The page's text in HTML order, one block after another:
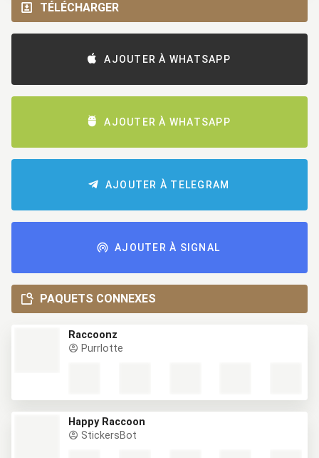
TÉLÉCHARGER
AJOUTER À WHATSAPP
AJOUTER À WHATSAPP
AJOUTER À TELEGRAM
AJOUTER À SIGNAL
PAQUETS CONNEXES
Raccoonz
Purrlotte
Happy Raccoon
StickersBot